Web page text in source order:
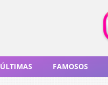
ÚLTIMAS FAMOSOS